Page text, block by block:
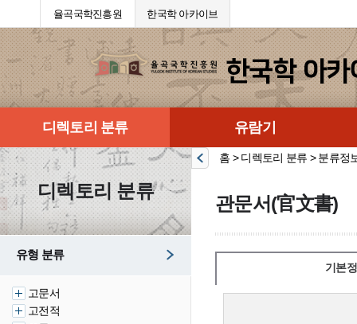
율곡국학진흥원 한국학 아카이브
디렉토리 분류 유람기
디렉토리 분류
유형 분류
고문서
고전적
홈 > 디렉토리 분류 > 분류정
관문서(官文書)
기본